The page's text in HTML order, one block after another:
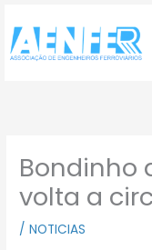
para
conteúdo
Bondinho
volta a
/NOTICIAS